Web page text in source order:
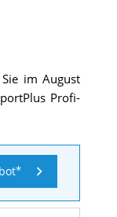
im August
Profi-